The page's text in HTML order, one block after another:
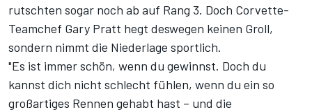
rutschten sogar noch ab auf Rang 3. Doch Corvette-
Teamchef Gary Pratt hegt deswegen keinen Groll,
sondern nimmt die Niederlage sportlich.
"Es ist immer schön, wenn du gewinnst. Doch du
kannst dich nicht schlecht fühlen, wenn du ein so
großartiges Rennen gehabt hast – und die